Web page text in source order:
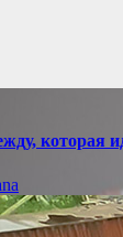
которая